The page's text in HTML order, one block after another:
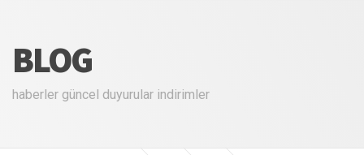
BLOG
haberler güncel duyurular indirimler